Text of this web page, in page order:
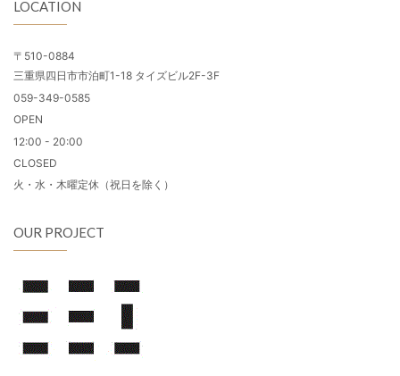
LOCATION
〒510-0884
三重県四日市市泊町1-18 タイズビル2F-3F
059-349-0585
OPEN
12:00 - 20:00
CLOSED
火・水・木曜定休（祝日を除く）
OUR PROJECT